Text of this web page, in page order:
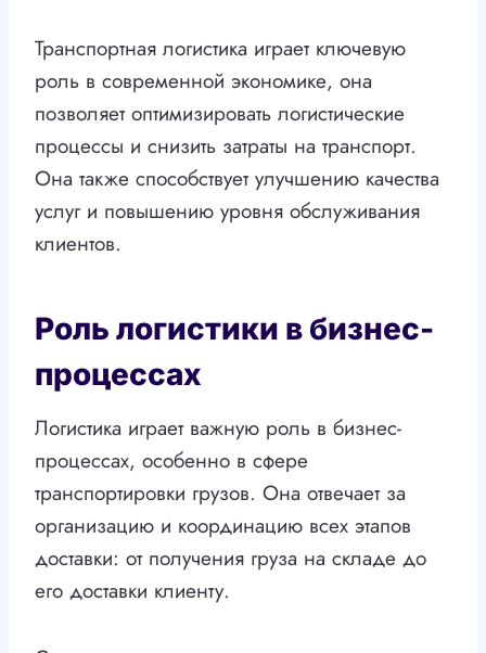
Транспортная логистика играет ключевую
роль в современной экономике, она
позволяет оптимизировать логистические
процессы и снизить затраты на транспорт.
Она также способствует улучшению качества
услуг и повышению уровня обслуживания
клиентов.
Роль логистики в бизнес-
процессах
Логистика играет важную роль в бизнес-
процессах, особенно в сфере
транспортировки грузов. Она отвечает за
организацию и координацию всех этапов
доставки: от получения груза на складе до
его доставки клиенту.